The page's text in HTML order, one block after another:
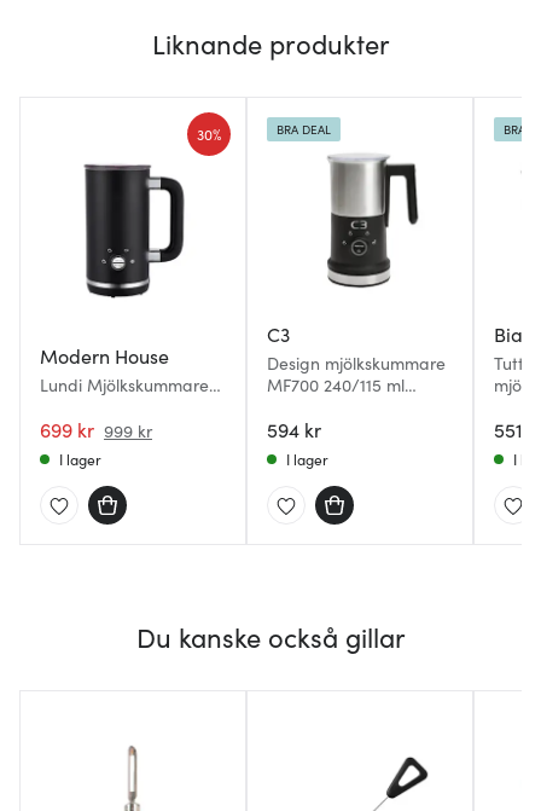
Liknande produkter
Modern House
Lundi Mjölkskummare
699 kr 999 kr
30%
I lager
C3
Design mjölkskummare
MF700 240/115 ml
594 kr
BRA DEAL
I lager
551
BRA
I
Du kanske också gillar